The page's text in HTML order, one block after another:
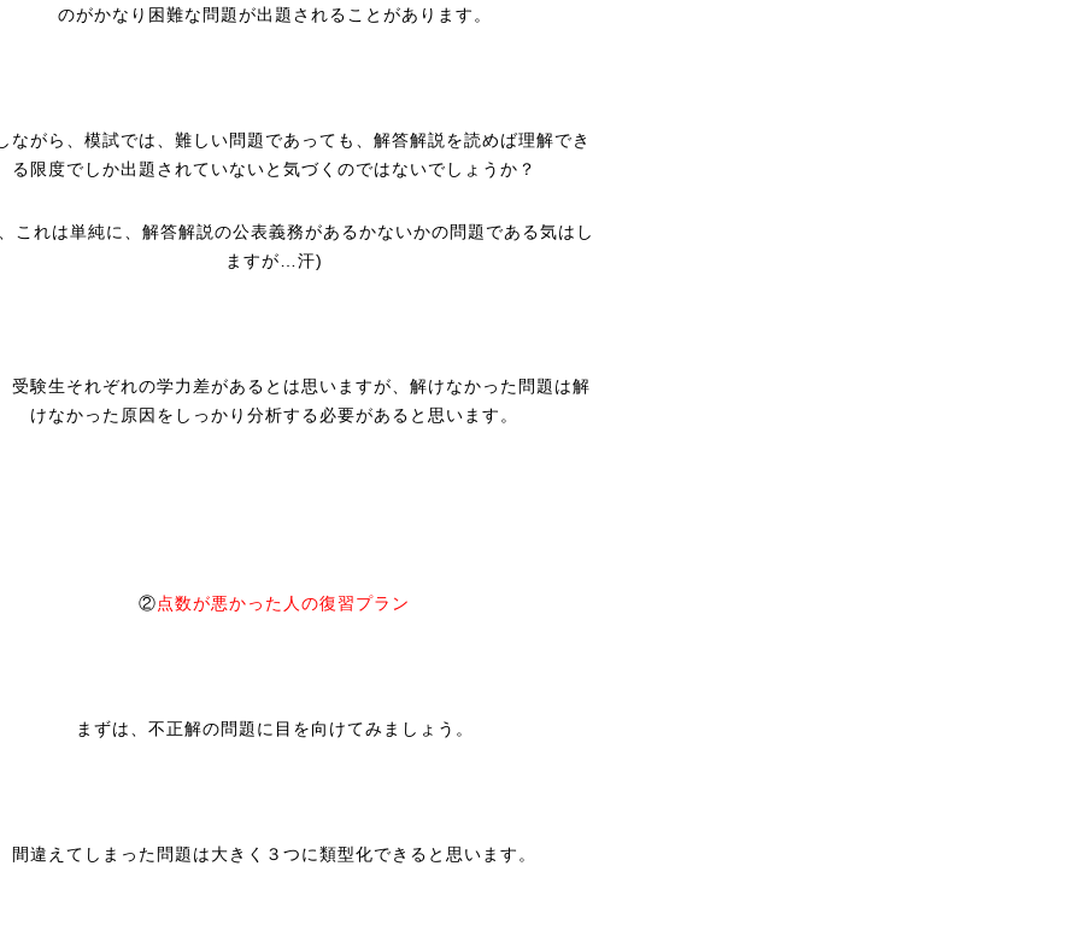
のがかなり困難な問題が出題されることがあります。
ながら、模試では、難しい問題であっても、解答解説を読めば理解でき
る限度でしか出題されていないと気づくのではないでしょうか？
これは単純に、解答解説の公表義務があるかないかの問題である気はし
ますが…汗)
受験生それぞれの学力差があるとは思いますが、解けなかった問題は解
けなかった原因をしっかり分析する必要があると思います。
②点数が悪かった人の復習プラン
まずは、不正解の問題に目を向けてみましょう。
間違えてしまった問題は大きく３つに類型化できると思います。